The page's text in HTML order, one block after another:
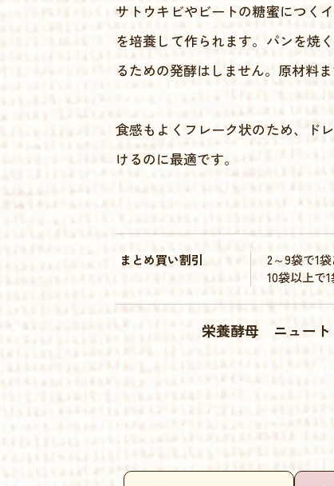
サトウキビやビートの糖蜜につく
を培養して作られます。パンを焼
るための発酵はしません。原材料
食感もよくフレーク状のため、ド
けるのに最適です。
まとめ買い割引 2～9袋で1
10袋以上で
栄養酵母 ニュート